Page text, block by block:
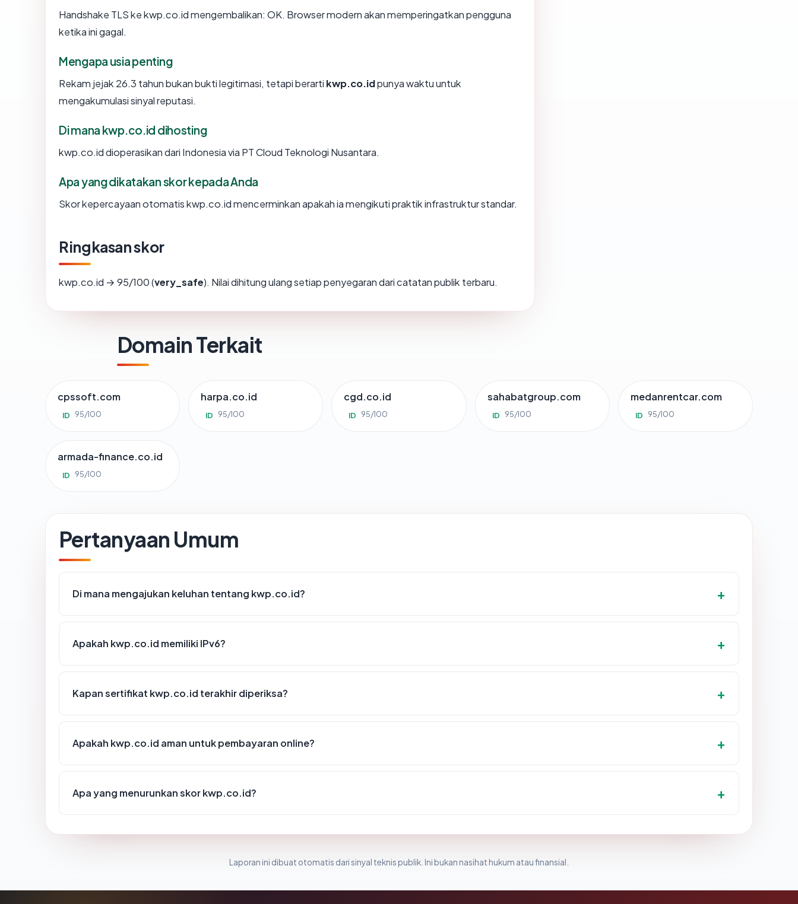
Handshake TLS ke kwp.co.id mengembalikan: OK. Browser modern akan memperingatkan pengguna
ketika ini gagal.
Mengapa usia penting
Rekam jejak 26.3 tahun bukan bukti legitimasi, tetapi berarti kwp.co.idpunya waktu untuk
mengakumulasi sinyal reputasi.
Di mana kwp.co.id dihosting
kwp.co.id dioperasikan dari Indonesia via PT Cloud Teknologi Nusantara.
Apa yang dikatakan skor kepada Anda
Skor kepercayaan otomatis kwp.co.id mencerminkan apakah ia mengikuti praktik infrastruktur standar.
Ringkasan skor
kwp.co.id → 95/100 (very_safe). Nilai dihitung ulang setiap penyegaran dari catatan publik terbaru.
Domain Terkait
cpssoft.com
ID 95/100
harpa.co.id
ID 95/100
cgd.co.id
ID 95/100
sahabatgroup.com
ID 95/100
medanrentcar.com
ID 95/100
armada-finance.co.id
ID 95/100
Pertanyaan Umum
Di mana mengajukan keluhan tentang kwp.co.id?
Apakah kwp.co.id memiliki IPv6?
Kapan sertifikat kwp.co.id terakhir diperiksa?
Apakah kwp.co.id aman untuk pembayaran online?
Apa yang menurunkan skor kwp.co.id?
Laporan ini dibuat otomatis dari sinyal teknis publik. Ini bukan nasihat hukum atau finansial.